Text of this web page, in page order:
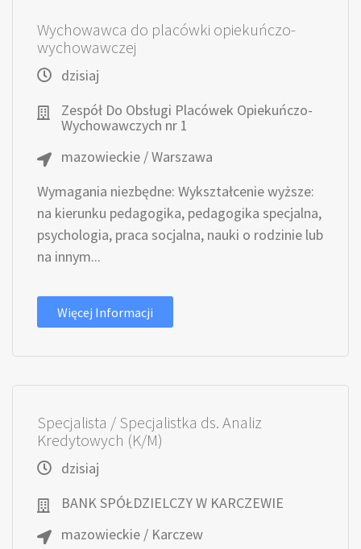
Wychowawca do placówki opiekuńczo-
wychowawczej
dzisiaj
Zespół Do Obsługi Placówek Opiekuńczo-
Wychowawczych nr 1
mazowieckie / Warszawa
Wymagania niezbędne: Wykształcenie wyższe:
na kierunku pedagogika, pedagogika specjalna,
psychologia, praca socjalna, nauki o rodzinie lub
na innym...
Więcej Informacji
Specjalista / Specjalistka ds. Analiz
Kredytowych (K/M)
dzisiaj
BANK SPÓŁDZIELCZY W KARCZEWIE
mazowieckie / Karczew